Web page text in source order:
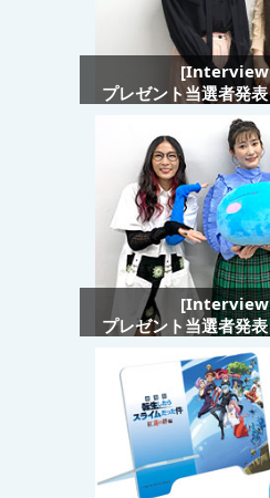
[Interview
プレゼント当選者発
[Interview
プレゼント当選者発